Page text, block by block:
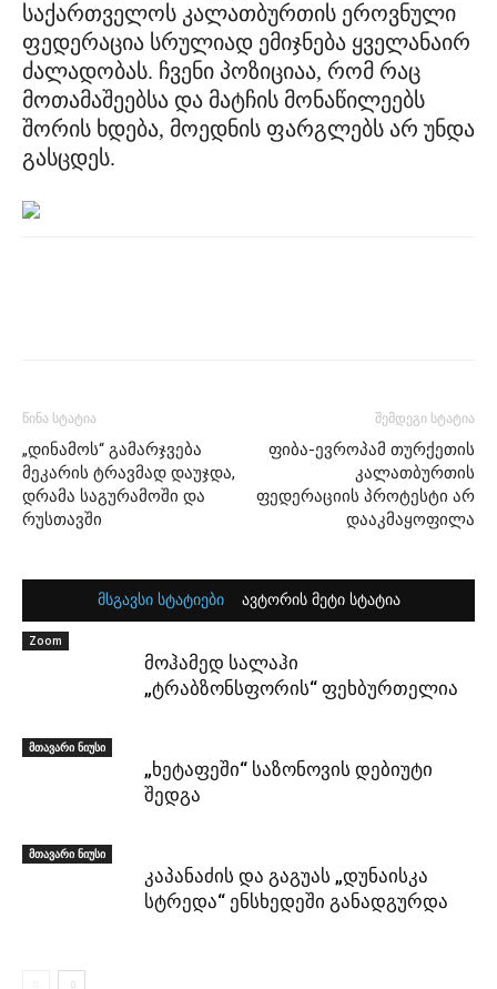
საქართველოს კალათბურთის ეროვნული
ფედერაცია სრულიად ემიჯნება ყველანაირ
ძალადობას. ჩვენი პოზიციაა, რომ რაც
მოთამაშეებსა და მატჩის მონაწილეებს
შორის ხდება, მოედნის ფარგლებს არ უნდა
გასცდეს.
წინა სტატია
„დინამოს“ გამარჯვება
მეკარის ტრავმად დაუჯდა,
დრამა საგურამოში და
რუსთავში
შემდეგი სტატია
ფიბა-ევროპამ თურქეთის
კალათბურთის
ფედერაციის პროტესტი არ
დააკმაყოფილა
მსგავსი სტატიები ავტორის მეტი სტატია
Zoom
მოჰამედ სალაჰი
„ტრაბზონსფორის“ ფეხბურთელია
მთავარი ნიუსი
„ხეტაფეში“ საზონოვის დებიუტი
შედგა
მთავარი ნიუსი
კაპანაძის და გაგუას „დუნაისკა
სტრედა“ ენსხედეში განადგურდა